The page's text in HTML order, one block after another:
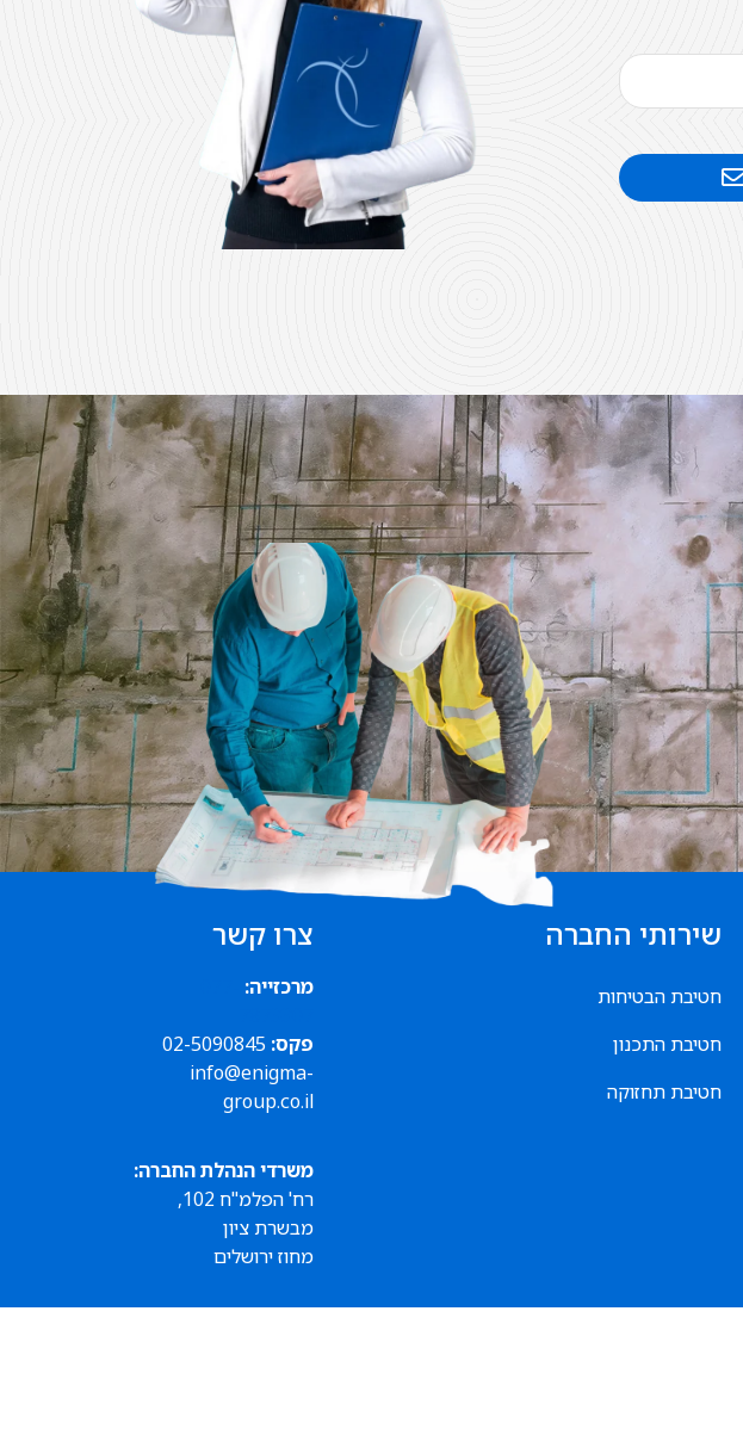
שירותי החברה
חטיבת הבטיחות
חטיבת התכנון
חטיבת תחזוקה
צרו קשר
מרכזייה:
פקס:
info@enigma-
group.co.il
משרדי הנהלת החברה:
רח' הפלמ"ח 102,
מבשרת ציון
מחוז ירושלים